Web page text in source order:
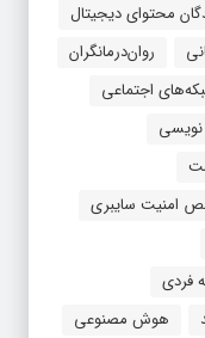
محتوای دیجیتال
روان‌درمانگران
اجتماعی
نویسی
امنیت سایبری
فردی
هوش مصنوعی